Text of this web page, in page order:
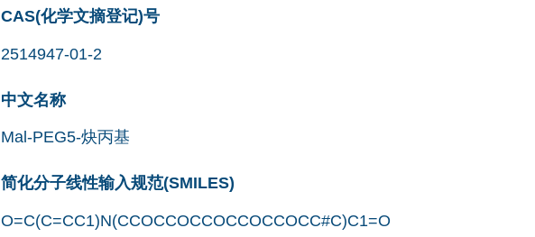
CAS(化学文摘登记)号
2514947-01-2
中文名称
Mal-PEG5-炔丙基
简化分子线性输入规范(SMILES)
O=C(C=CC1)N(CCOCCOCCOCCOCCOCC#C)C1=O